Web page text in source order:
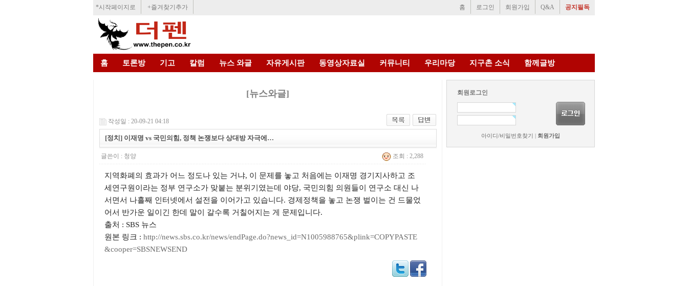
*시작페이지로 +즐겨찾기추가 홈 로그인 회원가입 Q&A 공지필독
홈 토론방 기고 칼럼 뉴스 와글 자유게시판 동영상자료실 커뮤니티 우리마당 지구촌 소식 함께글방
[뉴스와글]
작성일 : 20-09-21 04:18
[정치] 이재명 vs 국민의힘, 정책 논쟁보다 상대방 자극에…
글쓴이 : 청양 조회 : 2,288
지역화폐의 효과가 어느 정도나 있는 거냐, 이 문제를 놓고 처음에는 이재명 경기지사하고 조
세연구원이라는 정부 연구소가 맞붙는 분위기였는데 야당, 국민의힘 의원들이 연구소 대신 나
서면서 나흘째 인터넷에서 설전을 이어가고 있습니다. 경제정책을 놓고 논쟁 벌이는 건 드물었
어서 반가운 일이긴 한데 말이 갈수록 거칠어지는 게 문제입니다.
출처 : SBS 뉴스
원본 링크 : http://news.sbs.co.kr/news/endPage.do?news_id=N1005988765&plink=COPYPASTE
&cooper=SBSNEWSEND
회원로그인
아이디/비밀번호찾기 회원가입